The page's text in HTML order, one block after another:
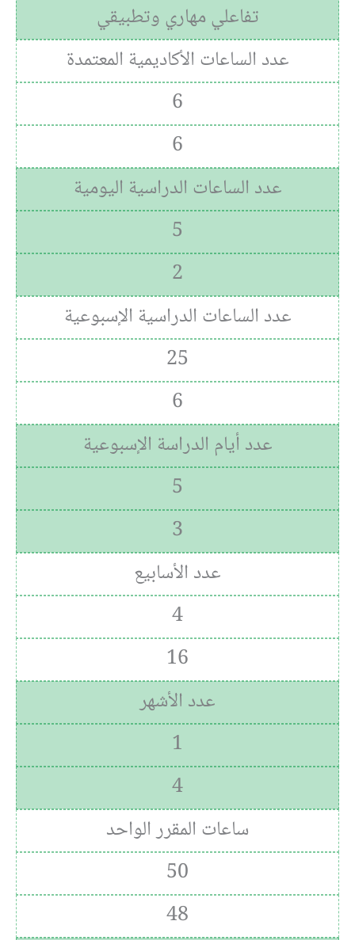
تفاعلي مهاري وتطبيقي
عدد الساعات الأكاديمية المعتمدة
6
6
عدد الساعات الدراسية اليومية
5
2
عدد الساعات الدراسية الإسبوعية
25
6
عدد أيام الدراسة الإسبوعية
5
3
عدد الأسابيع
4
16
عدد الأشهر
1
4
ساعات المقرر الواحد
50
48